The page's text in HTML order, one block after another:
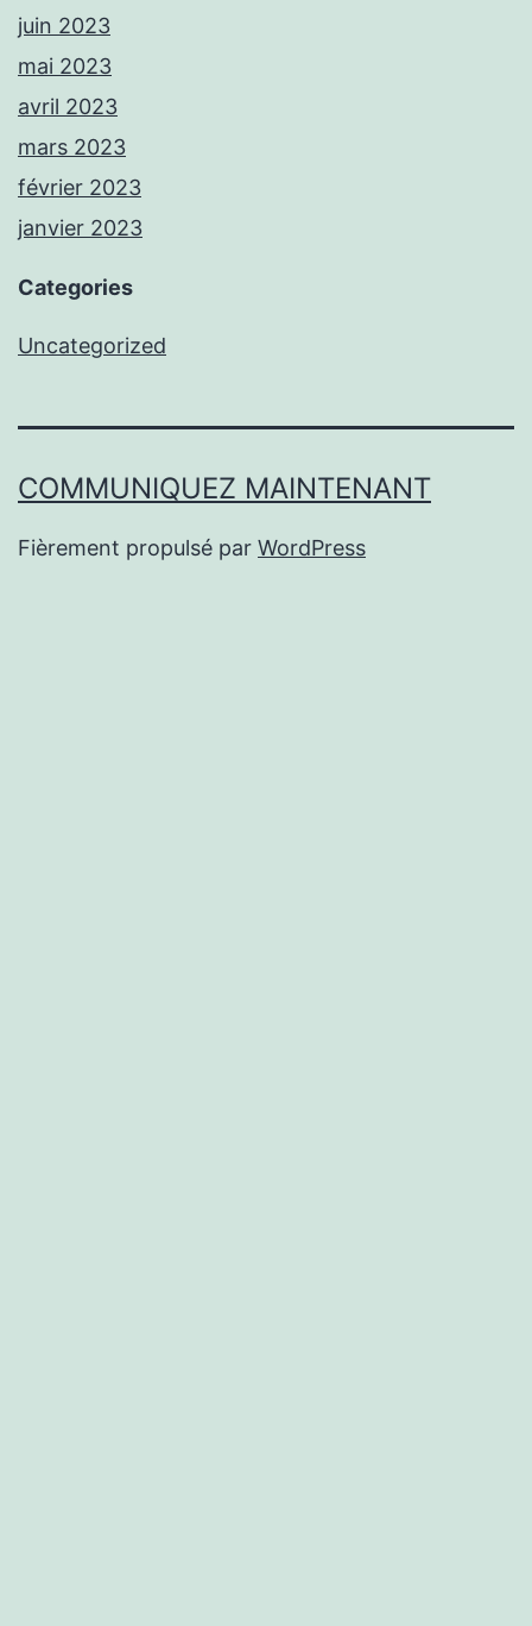
juin 2023
mai 2023
avril 2023
mars 2023
février 2023
janvier 2023
Categories
Uncategorized
COMMUNIQUEZ MAINTENANT
Fièrement propulsé par WordPress